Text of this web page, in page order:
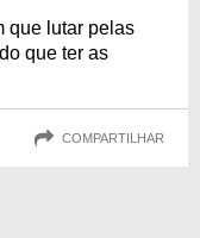
que lutar pelas
que ter as
COMPARTILHAR